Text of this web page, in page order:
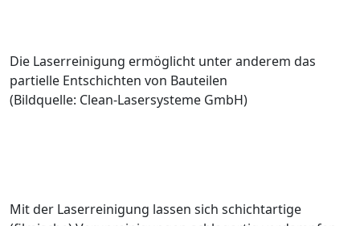
Die Laserreinigung ermöglicht unter anderem das
partielle Entschichten von Bauteilen
(Bildquelle: Clean-Lasersysteme GmbH)
Mit der Laserreinigung lassen sich schichtartige